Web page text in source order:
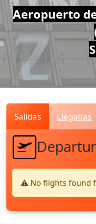
Air
Traffic
Live
Aeropuerto
Salidas Llegadas
⚠️ No flights found